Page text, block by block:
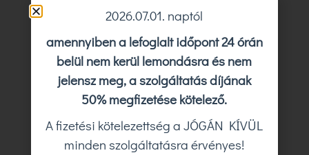
2026.07.01. naptól
amennyiben a lefoglalt időpont 24 órán
belül nem kerül lemondásra és nem
jelensz meg, a szolgáltatás díjának
50% megfizetése kötelező.
A fizetési kötelezettség a JÓGÁN KÍVÜL
minden szolgáltatásra érvényes!